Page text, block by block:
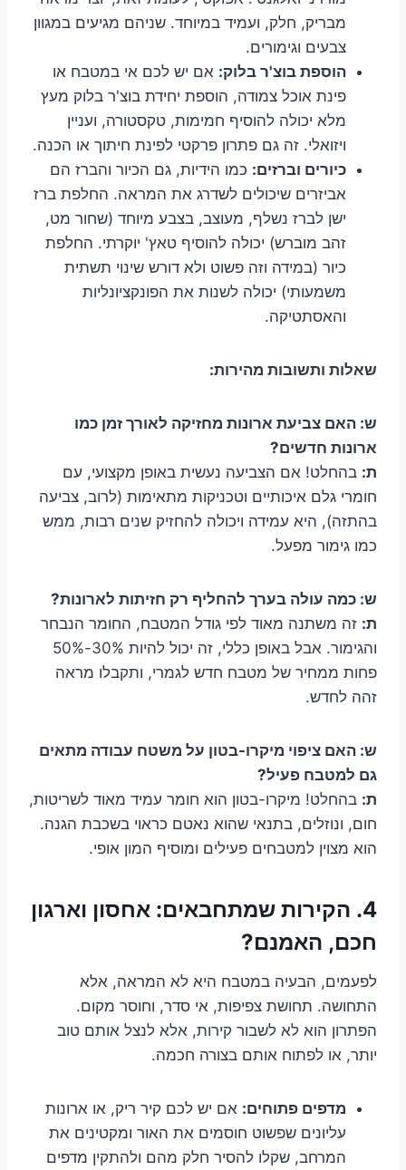
מבריק, חלק, ועמיד במיוחד. שניהם מגיעים במגוון
צבעים וגימורים.
הוספת בוצ'ר בלוק: אם יש לכם אי במטבח או
פינת אוכל צמודה, הוספת יחידת בוצ'ר בלוק מעץ
מלא יכולה להוסיף חמימות, טקסטורה, ועניין
ויזואלי. זה גם פתרון פרקטי לפינת חיתוך או הכנה.
כיורים וברזים: כמו הידיות, גם הכיור והברז הם
אביזרים שיכולים לשדרג את המראה. החלפת ברז
ישן לברז נשלף, מעוצב, בצבע מיוחד (שחור מט,
זהב מוברש) יכולה להוסיף טאץ' יוקרתי. החלפת
כיור (במידה וזה פשוט ולא דורש שינוי תשתית
משמעותי) יכולה לשנות את הפונקציונליות
והאסתטיקה.
שאלות ותשובות מהירות:
ש: האם צביעת ארונות מחזיקה לאורך זמן כמו
ארונות חדשים?
ת: בהחלט! אם הצביעה נעשית באופן מקצועי, עם
חומרי גלם איכותיים וטכניקות מתאימות (לרוב, צביעה
בהתזה), היא עמידה ויכולה להחזיק שנים רבות, ממש
כמו גימור מפעל.
ש: כמה עולה בערך להחליף רק חזיתות לארונות?
ת: זה משתנה מאוד לפי גודל המטבח, החומר הנבחר
והגימור. אבל באופן כללי, זה יכול להיות 30%-50%
פחות ממחיר של מטבח חדש לגמרי, ותקבלו מראה
זהה לחדש.
ש: האם ציפוי מיקרו-בטון על משטח עבודה מתאים
גם למטבח פעיל?
ת: בהחלט! מיקרו-בטון הוא חומר עמיד מאוד לשריטות,
חום, ונוזלים, בתנאי שהוא נאטם כראוי בשכבת הגנה.
הוא מצוין למטבחים פעילים ומוסיף המון אופי.
4. הקירות שמתחבאים: אחסון וארגון
חכם, האמנם?
לפעמים, הבעיה במטבח היא לא המראה, אלא
התחושה. תחושת צפיפות, אי סדר, וחוסר מקום.
הפתרון הוא לא לשבור קירות, אלא לנצל אותם טוב
יותר, או לפתוח אותם בצורה חכמה.
מדפים פתוחים: אם יש לכם קיר ריק, או ארונות
עליונים שפשוט חוסמים את האור ומקטינים את
המרחב, שקלו להסיר חלק מהם ולהתקין מדפים